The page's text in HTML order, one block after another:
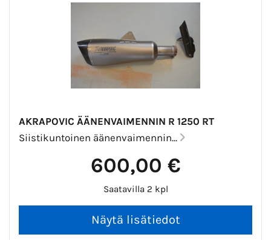
AKRAPOVIC ÄÄNENVAIMENNIN R 1250 RT
Siistikuntoinen äänenvaimennin...
600,00 €
Saatavilla 2 kpl